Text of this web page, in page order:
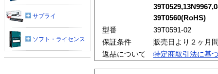
39T0560(RoHS)
型番
39T0591-02
保証条件
販売日より２ヶ月
返品について
特定商取引法に基
サプライ
ソフト・ライセンス